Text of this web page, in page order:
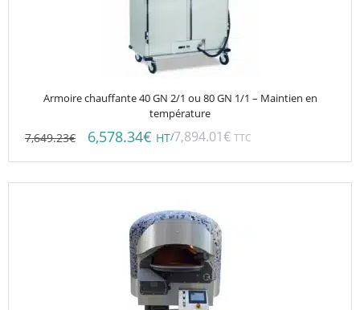
Armoire chauffante 40 GN 2/1 ou 80 GN 1/1 – Maintien en
température
7,649.23€ 6,578.34€ HT/7,894.01€ TTC